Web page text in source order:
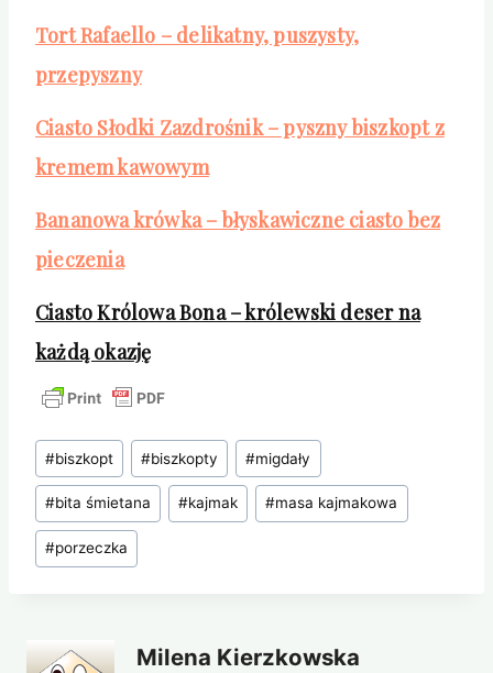
Tort Rafaello – delikatny, puszysty,
przepyszny
Ciasto Słodki Zazdrośnik – pyszny biszkopt z
kremem kawowym
Bananowa krówka – błyskawiczne ciasto bez
pieczenia
Ciasto Królowa Bona – królewski deser na
każdą okazję
Tagi
wpisu:
#biszkopt #biszkopty #migdały
#bita śmietana #kajmak #masa kajmakowa
#porzeczka
Milena Kierzkowska